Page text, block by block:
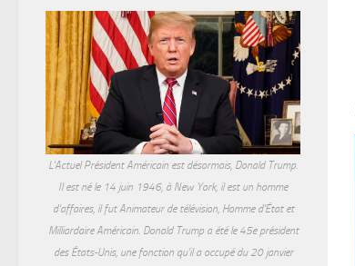
L'Actuel Président Américain est désormais, Donald Trump.
Il est né le 14 juin 1946, à New York, il est un homme
d'affaires, il fut Animateur de télévision, Homme d'État et
Milliardaire Américain. Donald Trump a été le 45e président
des États-Unis, une fonction qu'il a occupé du 20 janvier